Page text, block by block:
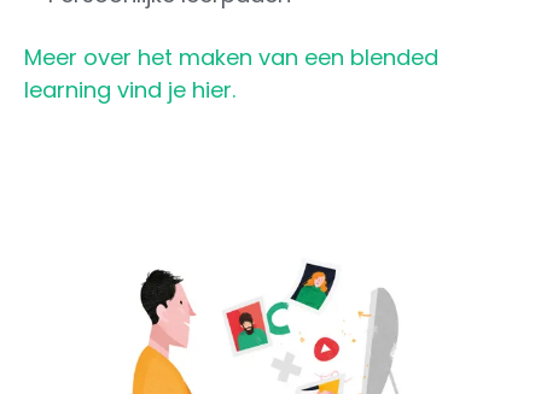
Meer over het maken van een blended
learning vind je hier.